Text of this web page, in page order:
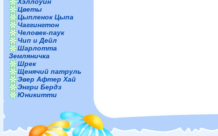
Цветы
Цыпленок Цыпа
Чаггингтон
Человек-паук
Чип и Дейл
Шарлотта
Земляничка
Шрек
Щенячий патруль
Эвер Афтер Хай
Энгри Бердз
Юникитти